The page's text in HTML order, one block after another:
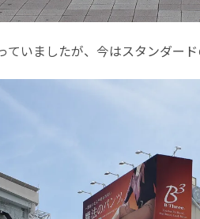
いましたが、今はスタンダー